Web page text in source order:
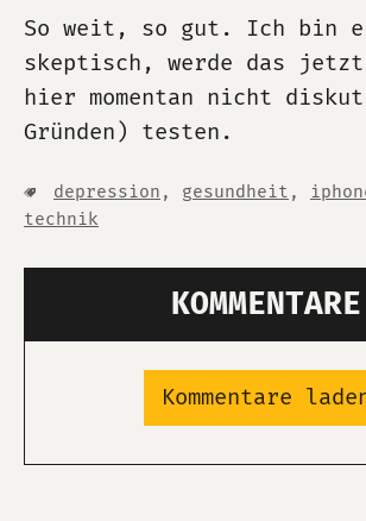
So weit, so gut. Ich bin
skeptisch, werde das
hier momentan nicht
Gründen) testen.
depression , gesundheit ,
technik
KOMMENTARE
Kommentare